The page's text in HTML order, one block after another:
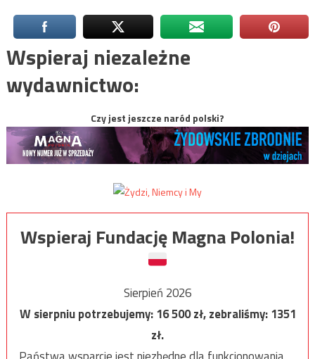
Wspieraj niezależne
wydawnictwo:
Czy jest jeszcze naród polski?
Wspieraj Fundację Magna Polonia!
Sierpień 2026
W sierpniu potrzebujemy:16 500zł, zebraliśmy:1351
zł.